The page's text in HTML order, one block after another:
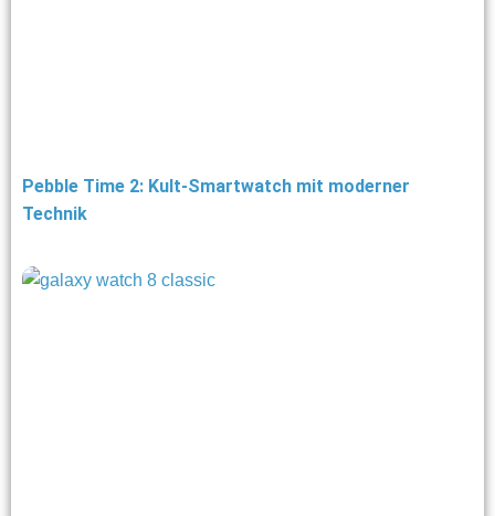
Pebble Time 2: Kult-Smartwatch mit moderner
Technik